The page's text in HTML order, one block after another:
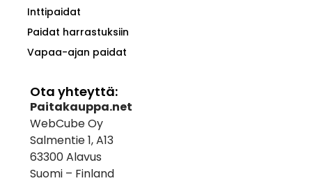
Inttipaidat
Paidat harrastuksiin
Vapaa-ajan paidat
Ota yhteyttä:
Paitakauppa.net
WebCube Oy
Salmentie 1, A13
63300 Alavus
Suomi – Finland